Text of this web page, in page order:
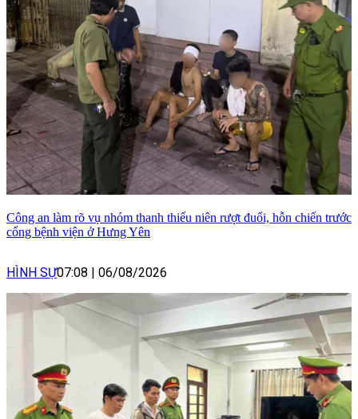
Công an làm rõ vụ nhóm thanh thiếu niên rượt đuổi, hỗn chiến trước
cổng bệnh viện ở Hưng Yên
HÌNH SỰ07:08 06/08/2026